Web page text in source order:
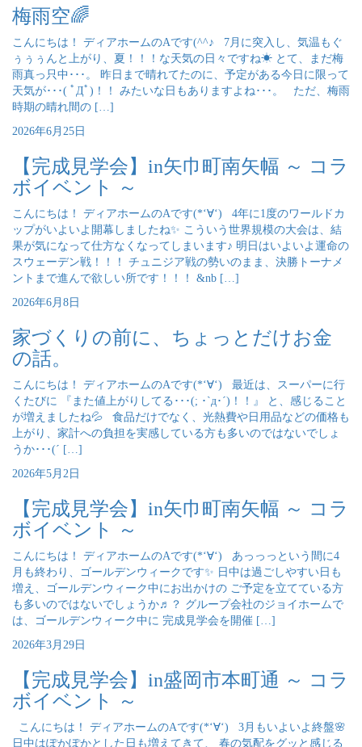
梅雨空🌈
こんにちは！ ディアホームのAです(^^♪ 7月に突入し、気温もぐ
ぅぅぅんと上がり、夏！！！な天気の日々ですね☀ とて、まだ梅
雨真っ只中･･･。 昨日まで晴れてたのに、予定がある今日に限って
天気が･･･( ﾟДﾟ)！！ みたいな日もありますよね･･･。 ただ、梅雨
時期の晴れ間の […]
2026年6月25日
【完成見学会】in矢巾町南矢幅 ～ コラ
ボイベント ～
こんにちは！ ディアホームのAです(*‘∀‘) 4年に1度のワールドカ
ップがいよいよ開幕しましたね✨ こういう世界規模の大会は、結
果が気になって仕方なくなってしまいます♪ 明日はいよいよ運命の
スウェーデン戦！！！ チュニジア戦の勢いのまま、決勝トーナメ
ントまで進んで欲しい所です！！！ &nb […]
2026年6月8日
家づくりの前に、ちょっとだけお金
の話。
こんにちは！ ディアホームのAです(*‘∀‘) 最近は、スーパーに行
くたびに 『また値上がりしてる･･･(; ･`д･´)！！』 と、感じること
が増えましたね💦 食品だけでなく、光熱費や日用品などの価格も
上がり、家計への負担を実感している方も多いのではないでしょ
うか･･･(´ […]
2026年5月2日
【完成見学会】in矢巾町南矢幅 ～ コラ
ボイベント ～
こんにちは！ ディアホームのAです(*‘∀‘) あっっっという間に4
月も終わり、ゴールデンウィークです✨ 日中は過ごしやすい日も
増え、ゴールデンウィーク中にお出かけの ご予定を立てている方
も多いのではないでしょうか♬？ グループ会社のジョイホームで
は、ゴールデンウィーク中に 完成見学会を開催 […]
2026年3月29日
【完成見学会】in盛岡市本町通 ～ コラ
ボイベント ～
こんにちは！ ディアホームのAです(*‘∀‘) 3月もいよいよ終盤🌸
日中はぽかぽかとした日も増えてきて、 春の気配をグッと感じる